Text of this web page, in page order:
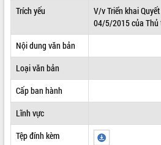
VĂN BẢN HĐND TỈNH
ĐIỂM TIN VĂN BẢN
Trích yếu
V/v Triển khai
04/5/2015 của Thủ
Nội dung văn bản
Loại văn bản
Cấp ban hành
Lĩnh vực
Tệp đính kèm